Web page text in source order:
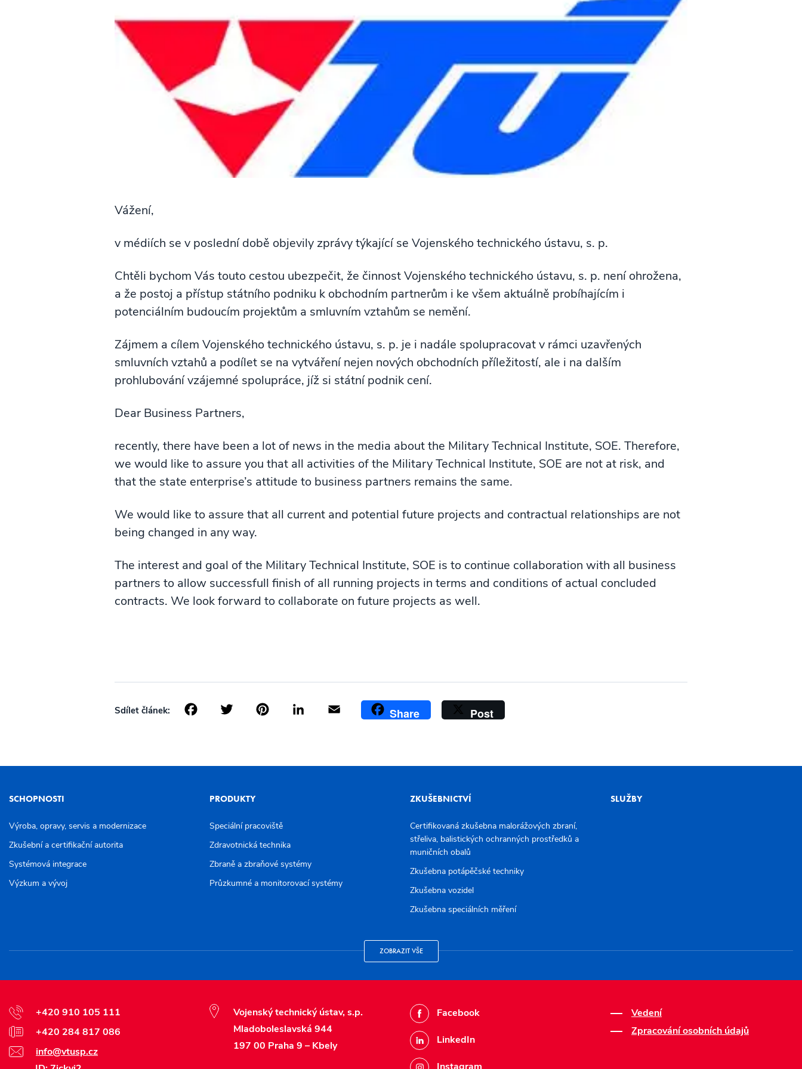
Vážení,
v médiích se v poslední době objevily zprávy týkající se Vojenského technického ústavu, s. p.
Chtěli bychom Vás touto cestou ubezpečit, že činnost Vojenského technického ústavu, s. p. není ohrožena,
a že postoj a přístup státního podniku k obchodním partnerům i ke všem aktuálně probíhajícím i
potenciálním budoucím projektům a smluvním vztahům se nemění.
Zájmem a cílem Vojenského technického ústavu, s. p. je i nadále spolupracovat v rámci uzavřených
smluvních vztahů a podílet se na vytváření nejen nových obchodních příležitostí, ale i na dalším
prohlubování vzájemné spolupráce, jíž si státní podnik cení.
Dear Business Partners,
recently, there have been a lot of news in the media about the Military Technical Institute, SOE. Therefore,
we would like to assure you that all activities of the Military Technical Institute, SOE are not at risk, and
that the state enterprise’s attitude to business partners remains the same.
We would like to assure that all current and potential future projects and contractual relationships are not
being changed in any way.
The interest and goal of the Military Technical Institute, SOE is to continue collaboration with all business
partners to allow successfull finish of all running projects in terms and conditions of actual concluded
contracts. We look forward to collaborate on future projects as well.
Sdílet článek: FacebookTwitterPinterestLinkedIn
Email Share Post
SCHOPNOSTI
Výroba, opravy, servis a modernizace
Zkušební a certifikační autorita
Systémová integrace
Výzkum a vývoj
PRODUKTY
Speciální pracoviště
Zdravotnická technika
Zbraně a zbraňové systémy
Průzkumné a monitorovací systémy
ZKUŠEBNICTVÍ
Certifikovaná zkušebna malorážových zbraní,
střeliva, balistických ochranných prostředků a
muničních obalů
Zkušebna potápěčské techniky
Zkušebna vozidel
Zkušebna speciálních měření
SLUŽBY
ZOBRAZIT VŠE
+420 910 105 111
+420 284 817 086
info@vtusp.cz
Vojenský technický ústav, s.p.
Mladoboleslavská 944
197 00 Praha 9 – Kbely
Facebook
LinkedIn
Vedení
Zpracování osobních údajů